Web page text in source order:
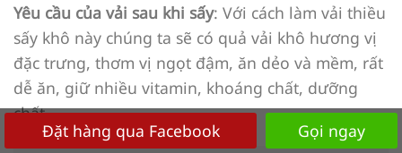
Yêu cầu của vải sau khi sấy: Với cách làm vải thiều
sấy khô này chúng ta sẽ có quả vải khô hương vị
đặc trưng, thơm vị ngọt đậm, ăn dẻo và mềm, rất
dễ ăn, giữ nhiều vitamin, khoáng chất, dưỡng
chất.
Đặt hàng qua Facebook
Gọi ngay